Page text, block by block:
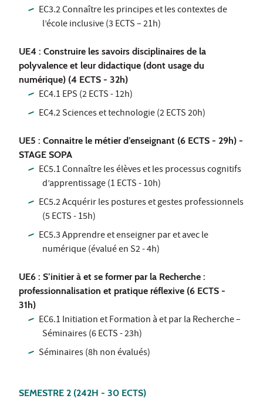
EC3.2 Connaître les principes et les contextes de
l’école inclusive (3 ECTS – 21h)
UE4 : Construire les savoirs disciplinaires de la
polyvalence et leur didactique (dont usage du
numérique) (4 ECTS - 32h)
EC4.1 EPS (2 ECTS - 12h)
EC4.2 Sciences et technologie (2 ECTS 20h)
UE5 : Connaitre le métier d’enseignant (6 ECTS - 29h) -
STAGE SOPA
EC5.1 Connaître les élèves et les processus cognitifs
d’apprentissage (1 ECTS - 10h)
EC5.2 Acquérir les postures et gestes professionnels
(5 ECTS - 15h)
EC5.3 Apprendre et enseigner par et avec le
numérique (évalué en S2 - 4h)
UE6 : S’initier à et se former par la Recherche :
professionnalisation et pratique réflexive (6 ECTS -
31h)
EC6.1 Initiation et Formation à et par la Recherche –
Séminaires (6 ECTS - 23h)
Séminaires (8h non évalués)
SEMESTRE 2 (242H - 30 ECTS)